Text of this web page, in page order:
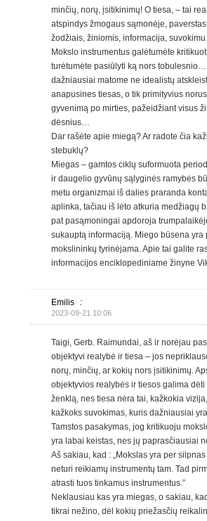
minčių, norų, įsitikinimų! O tiesa, – tai
atspindys žmogaus sąmonėje,
žodžiais, žiniomis, informacija,
Mokslo instrumentus galėtumėte
turėtumėte pasiūlyti ką nors
dažniausiai matome ne idealistų
anapusines tiesas, o tik primityvius
gyvenimą po mirties, pažeidžiant visus
dėsnius…
Dar rašėte apie miegą? Ar radote čia
stebuklų?
Miegas – gamtos ciklų suformuota
ir daugelio gyvūnų sąlyginės ramybės
metu organizmai iš dalies praranda
aplinka, tačiau iš lėto atkuria medžiagų
pat pasąmoningai apdoroja
sukauptą informaciją. Miego būsena yra
mokslininkų tyrinėjama. Apie tai galite
informacijos enciklopediniame žinyne
Emilis :
2023-09-21 10:06
Taigi, Gerb. Raimundai, aš ir norėjau
objektyvi realybė ir tiesa – jos
norų, minčių, ar kokių nors įsitikinimų.
objektyvios realybės ir tiesos galima dėti
ženklą, nes tiesa nėra tai, kažkokia
kažkoks suvokimas, kuris dažniausiai
Tamstos pasakymas, jog kritikuoju
yra labai keistas, nes jų paprasčiausiai
Aš sakiau, kad : „Mokslas yra per
neturi reikiamų instrumentų tam. Tad
atrasti tuos tinkamus instrumentus.”
Neklausiau kas yra miegas, o sakiau,
tikrai nežino, dėl kokių priežasčių